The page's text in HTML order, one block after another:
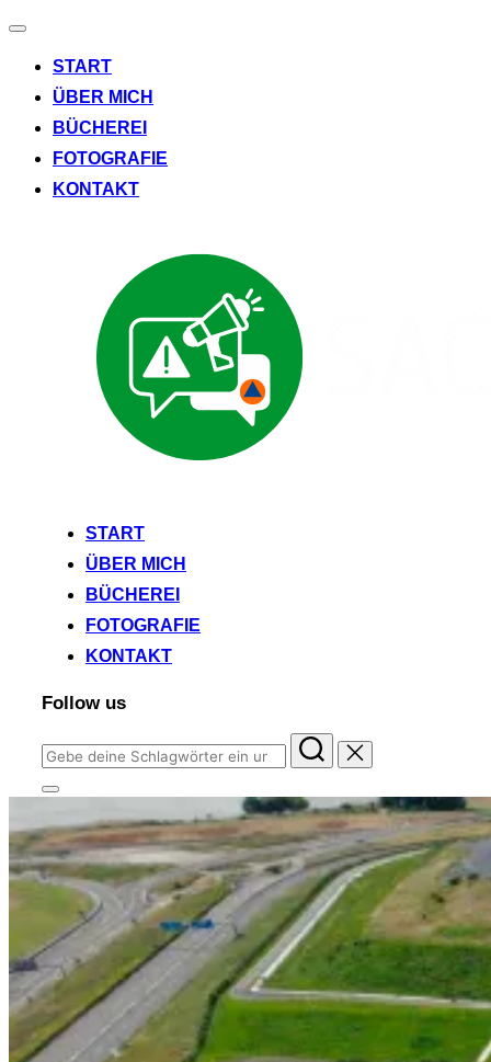
Navigation
START
ÜBER MICH
BÜCHEREI
FOTOGRAFIE
KONTAKT
START
ÜBER MICH
BÜCHEREI
FOTOGRAFIE
KONTAKT
Follow us
Suchen
nach:
Seitenleiste
Navigation
umschalten